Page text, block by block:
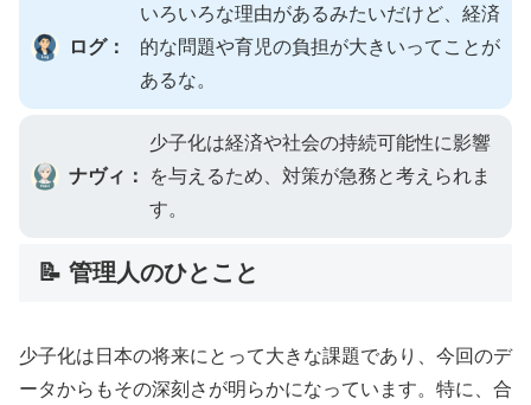
ログ：
いろいろな理由があるみたいだけど、経済
的な問題や育児の負担が大きいってことが
あるな。
ナヴィ：
少子化は経済や社会の持続可能性に影響
を与えるため、対策が急務と考えられま
す。
📝 管理人のひとこと
少子化は日本の将来にとって大きな課題であり、今回のデ
ータからもその深刻さが明らかになっています。特に、合